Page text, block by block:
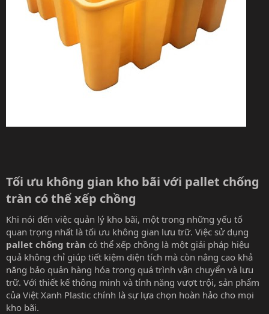
Tối ưu không gian kho bãi với pallet chống
tràn có thể xếp chồng​
Khi nói đến việc quản lý kho bãi, một trong những yếu tố
quan trọng nhất là tối ưu không gian lưu trữ. Việc sử dụng
pallet chống tràn có thể xếp chồng là một giải pháp hiệu
quả không chỉ giúp tiết kiệm diện tích mà còn nâng cao khả
năng bảo quản hàng hóa trong quá trình vận chuyển và lưu
trữ. Với thiết kế thông minh và tính năng vượt trội, sản phẩm
của Việt Xanh Plastic chính là sự lựa chọn hoàn hảo cho mọi
kho bãi.